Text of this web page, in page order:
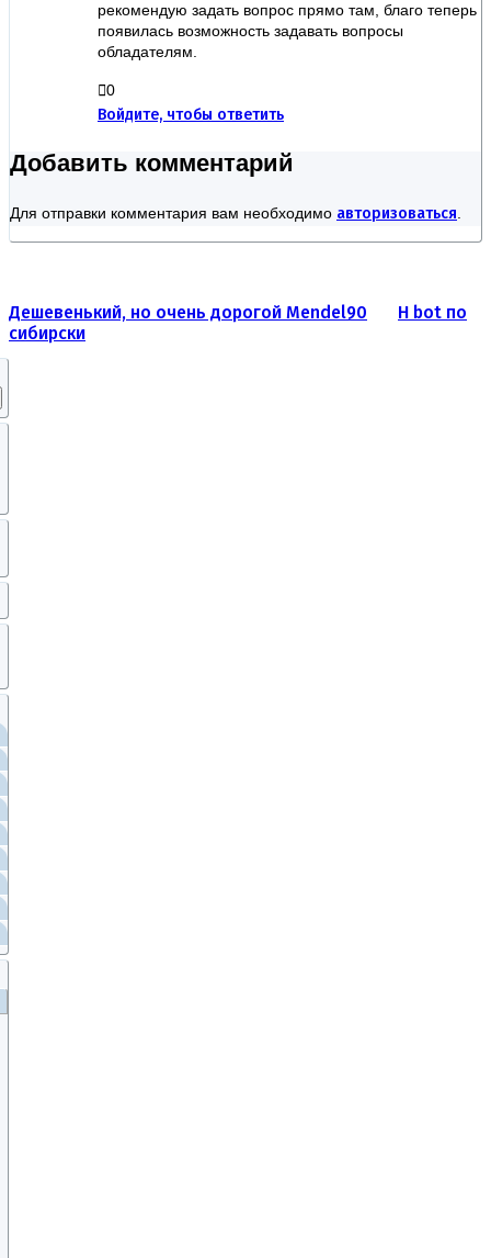
рекомендую задать вопрос прямо там, благо теперь
появилась возможность задавать вопросы
обладателям.
0
Войдите, чтобы ответить
Добавить комментарий
Для отправки комментария вам необходимо авторизоваться.
Дешевенький, но очень дорогой Mendel90
H bot по
сибирски